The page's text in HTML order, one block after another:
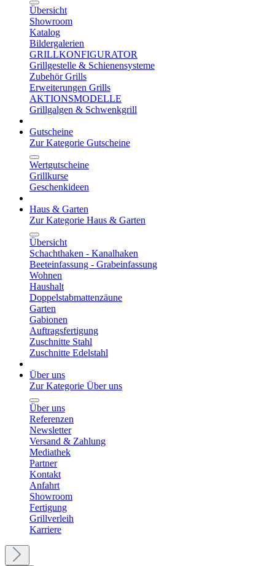
Übersicht
Showroom
Katalog
Bildergalerien
GRILLKONFIGURATOR
Grillgestelle & Schienensysteme
Zubehör Grills
Erweiterungen Grills
AKTIONSMODELLE
Grillgalgen & Schwenkgrill
Gutscheine
Zur Kategorie Gutscheine
Wertgutscheine
Grillkurse
Geschenkideen
Haus & Garten
Zur Kategorie Haus & Garten
Übersicht
Schachthaken - Kanalhaken
Beeteinfassung - Grabeinfassung
Wohnen
Haushalt
Doppelstabmattenzäune
Garten
Gabionen
Auftragsfertigung
Zuschnitte Stahl
Zuschnitte Edelstahl
Über uns
Zur Kategorie Über uns
Über uns
Referenzen
Newsletter
Versand & Zahlung
Mediathek
Partner
Kontakt
Anfahrt
Showroom
Fertigung
Grillverleih
Karriere